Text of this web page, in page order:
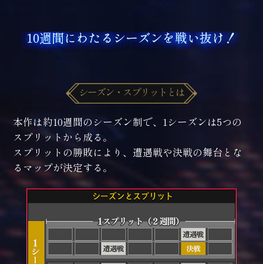
シーズンについて過去シーズン振り返り
キャラクター
自由惑星同盟 銀河帝国
自由惑星同盟銀河帝国
要塞
10週間にわたるシーズンを戦い抜け！
10週間にわたるシーズンを戦い抜け！
シーズン・スプリットとは
本作は約10週間のシーズン制で、1シーズンは5つの
スプリットから成る。
スプリットの勝敗により、遭遇戦や決戦の舞台とな
るマップが決定する。